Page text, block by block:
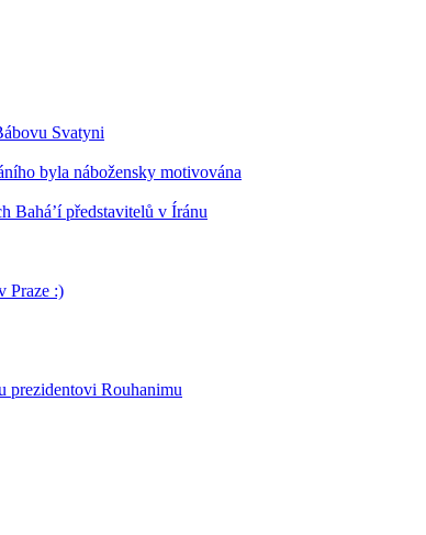
Svatyni
byla nábožensky motivována
Bahá’í představitelů v Íránu
Praze :)
prezidentovi Rouhanimu